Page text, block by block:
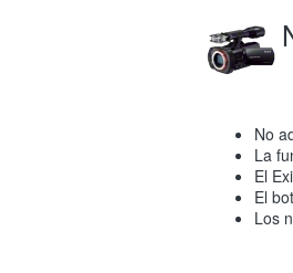
No
La
El
El
Los